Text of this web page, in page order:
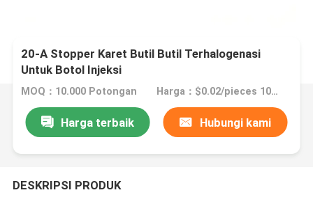
20-A Stopper Karet Butil Butil Terhalogenasi
Untuk Botol Injeksi
MOQ：10.000 Potongan Harga：$0.02/pieces 10000-99999 pieces
Harga terbaik Hubungi kami
DESKRIPSI PRODUK